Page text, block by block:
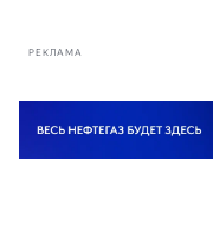
РЕКЛАМА